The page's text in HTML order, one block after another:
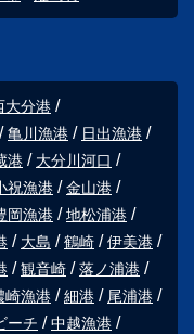
大分港
亀川漁港
日出漁港
港
大分川河口
祝漁港
金山港
岡漁港
地松浦港
大島 鶴崎
伊美港
観音崎
落ノ浦港
崎漁港 細港
尾浦港
ーチ
中越漁港